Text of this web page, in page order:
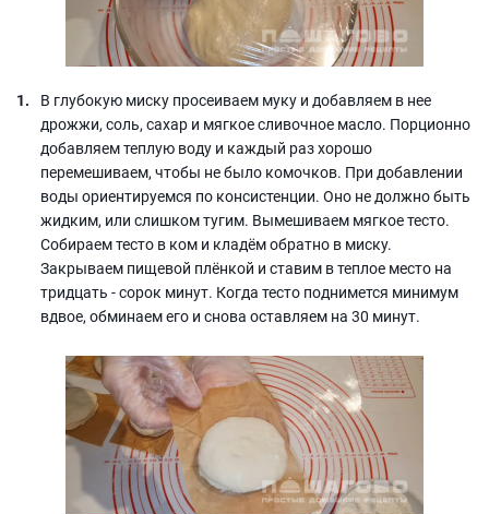
В глубокую миску просеиваем муку и добавляем в нее
дрожжи, соль, сахар и мягкое сливочное масло. Порционно
добавляем теплую воду и каждый раз хорошо
перемешиваем, чтобы не было комочков. При добавлении
воды ориентируемся по консистенции. Оно не должно быть
жидким, или слишком тугим. Вымешиваем мягкое тесто.
Собираем тесто в ком и кладём обратно в миску.
Закрываем пищевой плёнкой и ставим в теплое место на
тридцать - сорок минут. Когда тесто поднимется минимум
вдвое, обминаем его и снова оставляем на 30 минут.